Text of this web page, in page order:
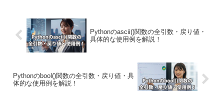
Pythonのascii()関数の全引数・戻り値・
具体的な使用例を解説！
Pythonのbool()関数の全引数・戻り値・具
体的な使用例を解説！